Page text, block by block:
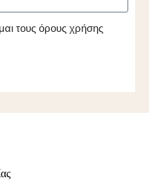
τους όρους χρήσης